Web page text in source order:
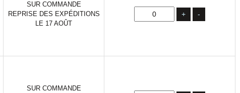
SUR COMMANDE
REPRISE DES EXPÉDITIONS
LE 17 AOÛT
+ -
SUR COMMANDE